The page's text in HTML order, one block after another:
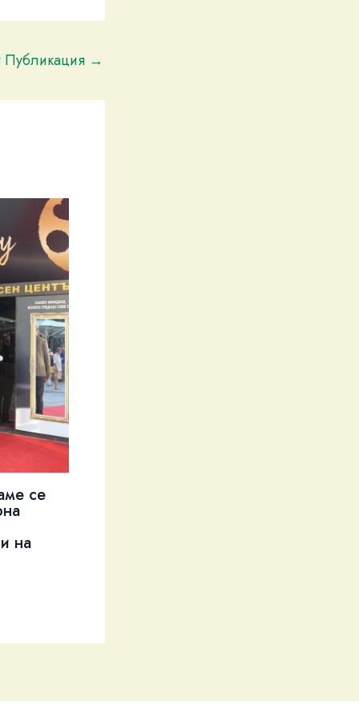
Публикация →
се
на